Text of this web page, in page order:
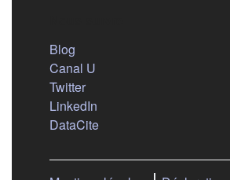
Blog
Canal U
Twitter(s'ouvre dans un nouvel
LinkedIn
DataCite(s'ouvre dans un nouvel